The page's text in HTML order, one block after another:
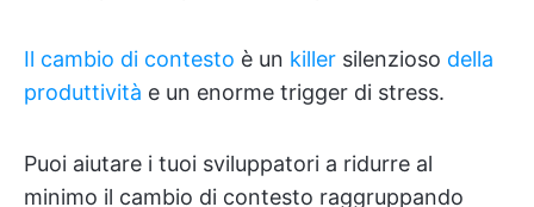
Il cambio di contesto è un killer silenzioso della
produttività e un enorme trigger di stress.
Puoi aiutare i tuoi sviluppatori a ridurre al
minimo il cambio di contesto raggruppando